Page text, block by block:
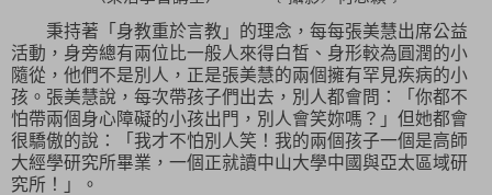
秉持著「 身教重於言教 」的理念，每每張美慧出席公益
活動，身旁總有兩位比一般人來得白皙、身形較為圓潤的小
隨從，他們不是別人，正是張美慧的兩個擁有罕見疾病的小
孩。張美慧說，每次帶孩子們出去，別人都會問：「你都不
怕帶兩個身心障礙的小孩出門，別人會笑妳嗎？」但她都會
很驕傲的說：「我才不怕別人笑！我的兩個孩子一個是高師
大經學研究所畢業，一個正就讀中山大學中國與亞太區域研
究所！」。